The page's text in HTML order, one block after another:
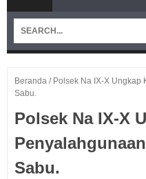
Beranda / Polsek Na IX-X
Sabu.
Polsek Na IX-X
Sabu.